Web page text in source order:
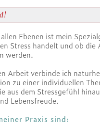
Ebenen ist mein
Stress handelt und ob
werden.
Arbeit verbinde ich
zu einer individuellen
aus dem Stressgefühl
Lebensfreude.
Praxis sind: